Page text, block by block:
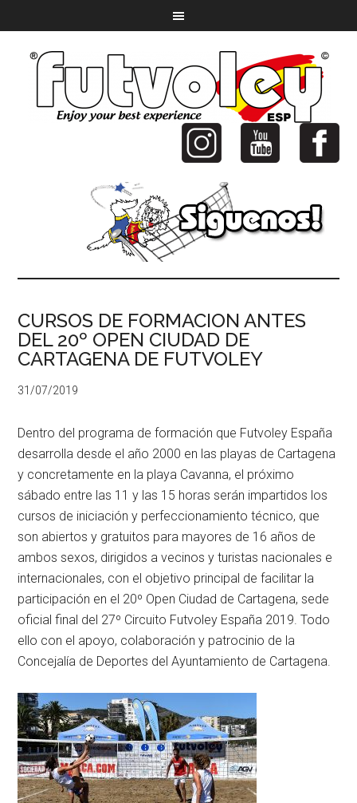
CURSOS DE FORMACION ANTES
DEL 20º OPEN CIUDAD DE
CARTAGENA DE FUTVOLEY
31/07/2019
Dentro del programa de formación que Futvoley España
desarrolla desde el año 2000 en las playas de Cartagena
y concretamente en la playa Cavanna, el próximo
sábado entre las 11 y las 15 horas serán impartidos los
cursos de iniciación y perfeccionamiento técnico, que
son abiertos y gratuitos para mayores de 16 años de
ambos sexos, dirigidos a vecinos y turistas nacionales e
internacionales, con el objetivo principal de facilitar la
participación en el 20º Open Ciudad de Cartagena, sede
oficial final del 27º Circuito Futvoley España 2019. Todo
ello con el apoyo, colaboración y patrocinio de la
Concejalía de Deportes del Ayuntamiento de Cartagena.